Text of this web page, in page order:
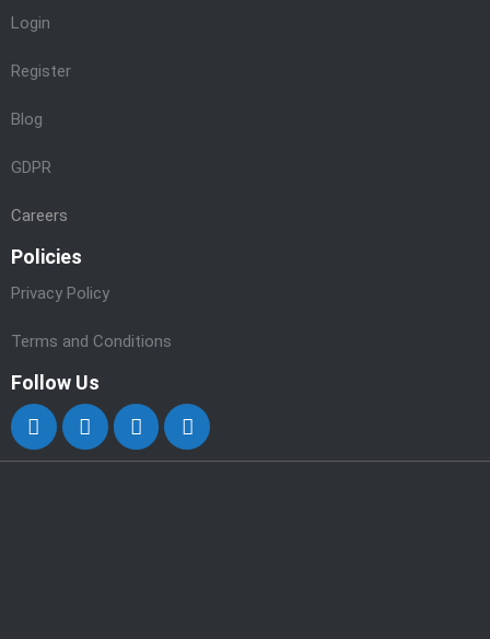
Login
Register
Blog
GDPR
Careers
Policies
Privacy Policy
Terms and Conditions
Follow Us